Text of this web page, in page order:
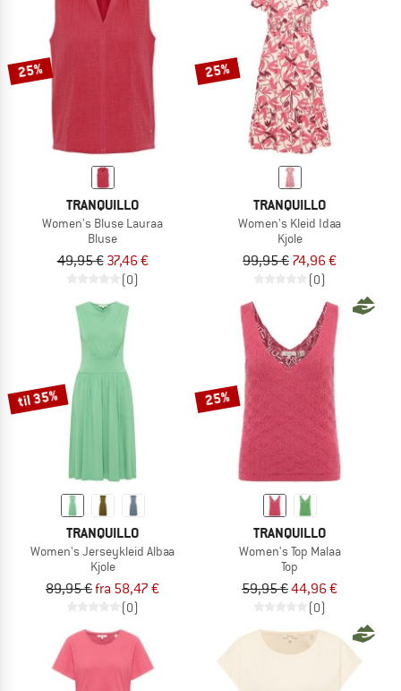
25%
TRANQUILLO
Women's Bluse Lauraa
Bluse
49,95 € 37,46 €
(0)
25%
TRANQUILLO
Women's Kleid Idaa
Kjole
99,95 € 74,96 €
(0)
til 35%
TRANQUILLO
Women's Jerseykleid Albaa
Kjole
89,95 €fra 58,47 €
(0)
25%
TRANQUILLO
Women's Top Malaa
Top
59,95 €44,96 €
(0)